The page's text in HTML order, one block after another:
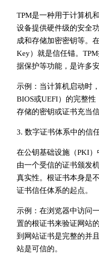
TPM是一种用于计算机
设备提供硬件级的安全
成和存储加密密钥等。
Key）就是信任锚。
据保护等功能，是许多
示例：当计算机启动时
BIOS或UEFI）的完整
存储的密钥或证书充当
3. 数字证书体系中的信
在公钥基础设施（PKI
由一个受信的证书颁发
真实性。根证书本身是
证书信任体系的起点。
示例：在浏览器中访问
置的根证书来验证网站
到网站证书是完整的并
站是可信的。